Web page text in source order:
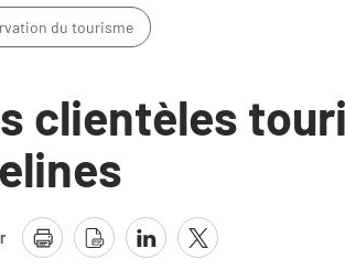
du tourisme
clientèles